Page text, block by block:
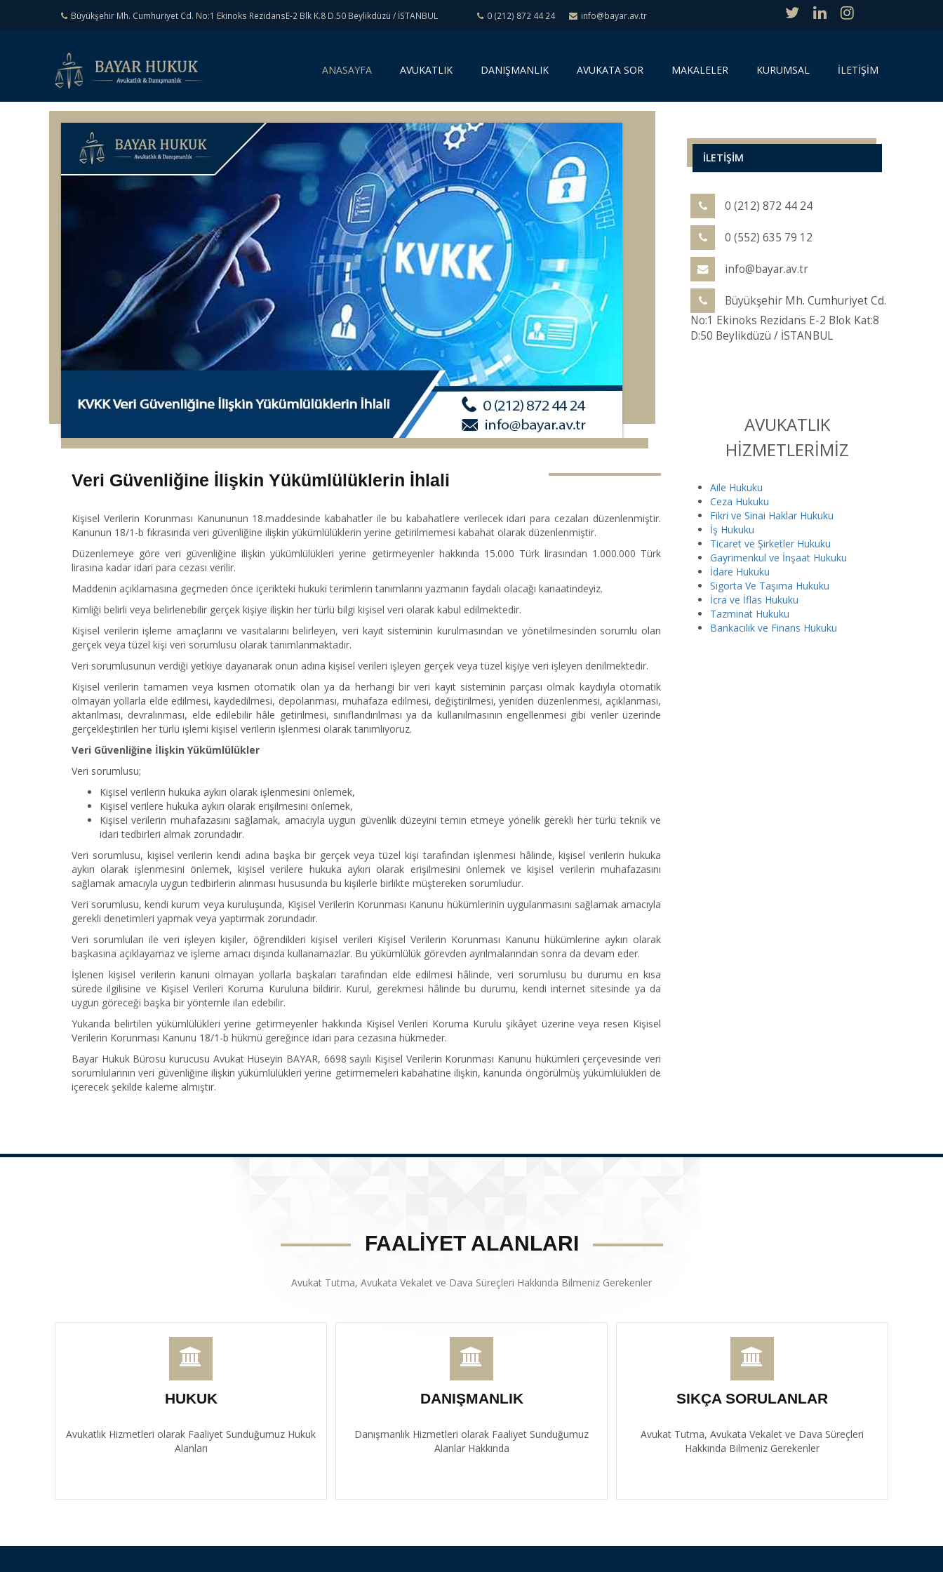
Büyükşehir Mh. Cumhuriyet Cd. No:1 Ekinoks RezidansE-2 Blk K.8 D.50 Beylikdüzü / İSTANBUL 0 (212) 872 44 24 info@bayar.av.tr
ANASAYFA(
r
r
e
n
t
)
AVUKATLIK DANIŞMANLIK AVUKATA SOR MAKALELER KURUMSAL İLETİŞİM
Veri Güvenliğine İlişkin Yükümlülüklerin İhlali
Kişisel Verilerin Korunması Kanununun 18.maddesinde kabahatler ile bu kabahatlere verilecek idari para cezaları düzenlenmiştir.
Kanunun 18/1-b fıkrasında veri güvenliğine ilişkin yükümlülüklerin yerine getirilmemesi kabahat olarak düzenlenmiştir.
Düzenlemeye göre veri güvenliğine ilişkin yükümlülükleri yerine getirmeyenler hakkında 15.000 Türk lirasından 1.000.000 Türk
lirasına kadar idari para cezası verilir.
Maddenin açıklamasına geçmeden önce içerikteki hukuki terimlerin tanımlarını yazmanın faydalı olacağı kanaatindeyiz.
Kimliği belirli veya belirlenebilir gerçek kişiye ilişkin her türlü bilgi kişisel veri olarak kabul edilmektedir.
Kişisel verilerin işleme amaçlarını ve vasıtalarını belirleyen, veri kayıt sisteminin kurulmasından ve yönetilmesinden sorumlu olan
gerçek veya tüzel kişi veri sorumlusu olarak tanımlanmaktadır.
Veri sorumlusunun verdiği yetkiye dayanarak onun adına kişisel verileri işleyen gerçek veya tüzel kişiye veri işleyen denilmektedir.
Kişisel verilerin tamamen veya kısmen otomatik olan ya da herhangi bir veri kayıt sisteminin parçası olmak kaydıyla otomatik
olmayan yollarla elde edilmesi, kaydedilmesi, depolanması, muhafaza edilmesi, değiştirilmesi, yeniden düzenlenmesi, açıklanması,
aktarılması, devralınması, elde edilebilir hâle getirilmesi, sınıflandırılması ya da kullanılmasının engellenmesi gibi veriler üzerinde
gerçekleştirilen her türlü işlemi kişisel verilerin işlenmesi olarak tanımlıyoruz.
Veri Güvenliğine İlişkin Yükümlülükler
Veri sorumlusu;
Kişisel verilerin hukuka aykırı olarak işlenmesini önlemek,
Kişisel verilere hukuka aykırı olarak erişilmesini önlemek,
Kişisel verilerin muhafazasını sağlamak, amacıyla uygun güvenlik düzeyini temin etmeye yönelik gerekli her türlü teknik ve
idari tedbirleri almak zorundadır.
Veri sorumlusu, kişisel verilerin kendi adına başka bir gerçek veya tüzel kişi tarafından işlenmesi hâlinde, kişisel verilerin hukuka
aykırı olarak işlenmesini önlemek, kişisel verilere hukuka aykırı olarak erişilmesini önlemek ve kişisel verilerin muhafazasını
sağlamak amacıyla uygun tedbirlerin alınması hususunda bu kişilerle birlikte müştereken sorumludur.
Veri sorumlusu, kendi kurum veya kuruluşunda, Kişisel Verilerin Korunması Kanunu hükümlerinin uygulanmasını sağlamak amacıyla
gerekli denetimleri yapmak veya yaptırmak zorundadır.
Veri sorumluları ile veri işleyen kişiler, öğrendikleri kişisel verileri Kişisel Verilerin Korunması Kanunu hükümlerine aykırı olarak
başkasına açıklayamaz ve işleme amacı dışında kullanamazlar. Bu yükümlülük görevden ayrılmalarından sonra da devam eder.
İşlenen kişisel verilerin kanuni olmayan yollarla başkaları tarafından elde edilmesi hâlinde, veri sorumlusu bu durumu en kısa
sürede ilgilisine ve Kişisel Verileri Koruma Kuruluna bildirir. Kurul, gerekmesi hâlinde bu durumu, kendi internet sitesinde ya da
uygun göreceği başka bir yöntemle ilan edebilir.
Yukarıda belirtilen yükümlülükleri yerine getirmeyenler hakkında Kişisel Verileri Koruma Kurulu şikâyet üzerine veya resen Kişisel
Verilerin Korunması Kanunu 18/1-b hükmü gereğince idari para cezasına hükmeder.
Bayar Hukuk Bürosu kurucusu Avukat Hüseyin BAYAR, 6698 sayılı Kişisel Verilerin Korunması Kanunu hükümleri çerçevesinde veri
sorumlularının veri güvenliğine ilişkin yükümlülükleri yerine getirmemeleri kabahatine ilişkin, kanunda öngörülmüş yükümlülükleri de
içerecek şekilde kaleme almıştır.
İLETİŞİM
0 (212) 872 44 24
0 (552) 635 79 12
info@bayar.av.tr
Büyükşehir Mh. Cumhuriyet Cd.
No:1 Ekinoks Rezidans E-2 Blok Kat:8
D:50 Beylikdüzü / İSTANBUL
AVUKATLIK
HİZMETLERİMİZ
Aile Hukuku
Ceza Hukuku
Fikri ve Sinai Haklar Hukuku
İş Hukuku
Ticaret ve Şirketler Hukuku
Gayrimenkul ve İnşaat Hukuku
İdare Hukuku
Sigorta Ve Taşıma Hukuku
İcra ve İflas Hukuku
Tazminat Hukuku
Bankacılık ve Finans Hukuku
FAALİYET ALANLARI
Avukat Tutma, Avukata Vekalet ve Dava Süreçleri Hakkında Bilmeniz Gerekenler
HUKUK
Avukatlık Hizmetleri olarak Faaliyet Sunduğumuz Hukuk
Alanları
DANIŞMANLIK
Danışmanlık Hizmetleri olarak Faaliyet Sunduğumuz
Alanlar Hakkında
SIKÇA SORULANLAR
Avukat Tutma, Avukata Vekalet ve Dava Süreçleri
Hakkında Bilmeniz Gerekenler